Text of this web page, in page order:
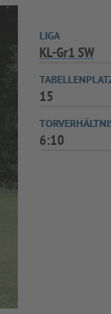
LIGA
KL-Gr1 SW
15
6:10